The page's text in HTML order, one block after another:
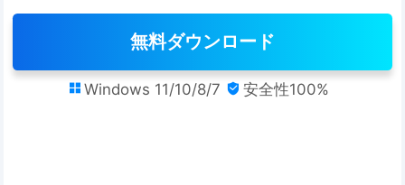
無料ダウンロード
 Windows 11/10/8/7  安全性100%